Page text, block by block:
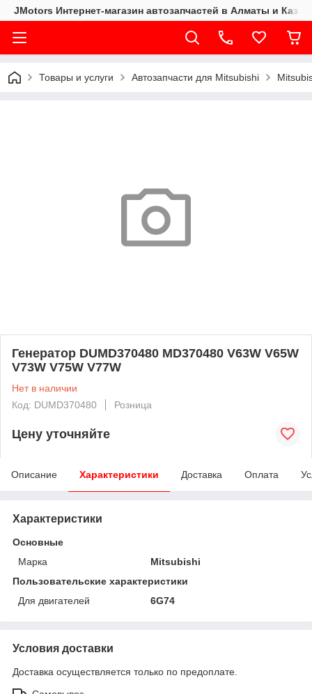
JMotors Интернет-магазин автозапчастей в Алматы и
Товары и услуги Автозапчасти для Mitsubishi
Генератор DUMD370480 MD370480 V63W V65W
V73W V75W V77W
Нет в наличии
Код: DUMD370480
Розница
Цену уточняйте
Описание Характеристики Доставка Оплата
Характеристики
Основные
Марка
Mitsubishi
Пользовательские характеристики
Для двигателей
6G74
Условия доставки
Доставка осуществляется только по предоплате.